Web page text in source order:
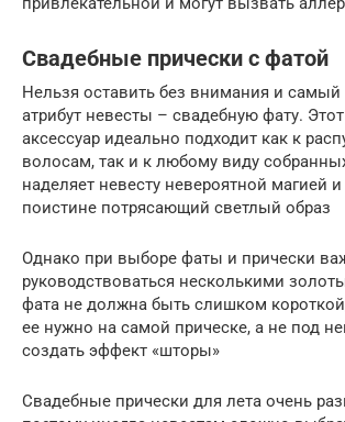
Свадебные прически с фатой
Нельзя оставить без внимания и
атрибут невесты – свадебную фату.
аксессуар идеально подходит как к
волосам, так и к любому виду
наделяет невесту невероятной магией
поистине потрясающий светлый образ
Однако при выборе фаты и прически
руководствоваться несколькими
фата не должна быть слишком
ее нужно на самой прическе, а не под
создать эффект «шторы»
Свадебные прически для лета очень